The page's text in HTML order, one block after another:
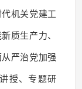
机关党建工
质生产力、
严治党加强
授、专题研